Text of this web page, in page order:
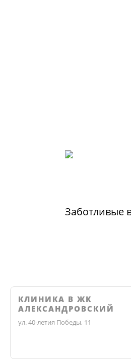
Заботливые
КЛИНИКА В ЖК
АЛЕКСАНДРОВСКИЙ
ул. 40-летия Победы, 11